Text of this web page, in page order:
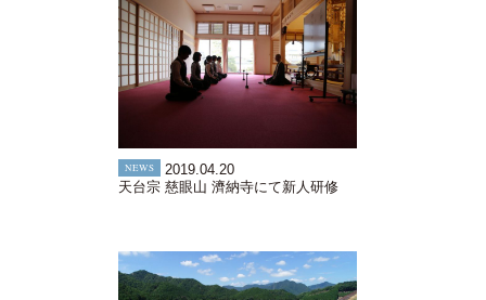
NEWS
2019.04.20
天台宗 慈眼山 濟納寺にて新人研修